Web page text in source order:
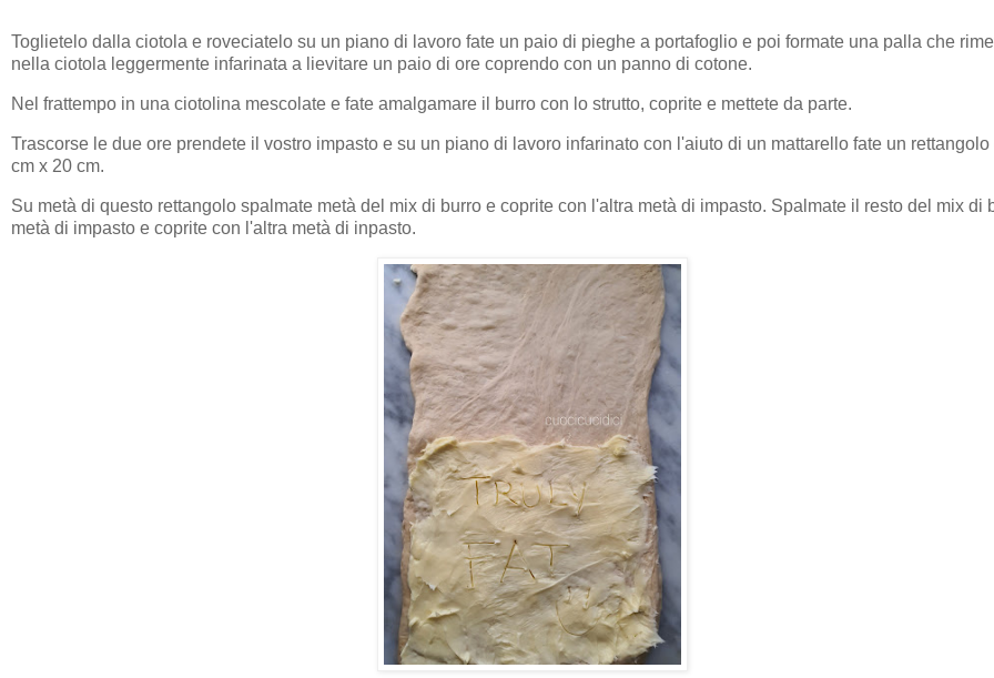
Toglietelo dalla ciotola e roveciatelo su un piano di lavoro fate un paio di pieghe a portafoglio e poi formate una palla che
nella ciotola leggermente infarinata a lievitare un paio di ore coprendo con un panno di cotone.
Nel frattempo in una ciotolina mescolate e fate amalgamare il burro con lo strutto, coprite e mettete da parte.
Trascorse le due ore prendete il vostro impasto e su un piano di lavoro infarinato con l'aiuto di un mattarello fate un rettangolo
cm x 20 cm.
Su metà di questo rettangolo spalmate metà del mix di burro e coprite con l'altra metà di impasto. Spalmate il resto del mix di
metà di impasto e coprite con l'altra metà di inpasto.